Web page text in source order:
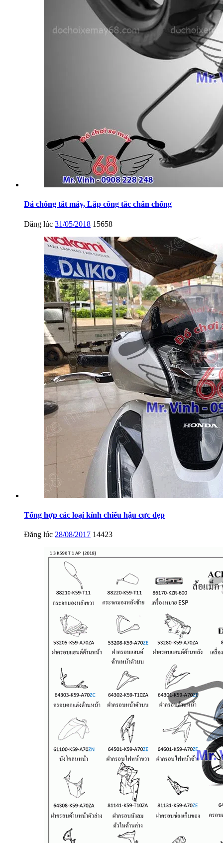
Đá chống tắt máy, Lắp công tắc chân chống
Đăng lúc 31/05/2018 15658
Tổng hợp các loại kính chiếu hậu cực đẹp
Đăng lúc 28/08/2017 14423